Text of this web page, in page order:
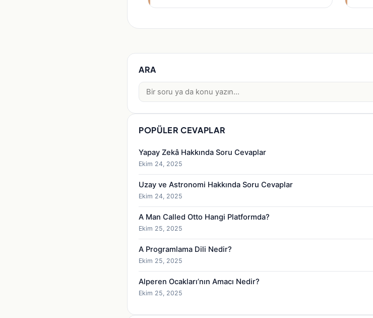
ARA
Ara:
POPÜLER CEVAPLAR
Yapay Zekâ Hakkında Soru Cevaplar
Ekim 24, 2025
Uzay ve Astronomi Hakkında Soru Cevaplar
Ekim 24, 2025
A Man Called Otto Hangi Platformda?
Ekim 25, 2025
A Programlama Dili Nedir?
Ekim 25, 2025
Alperen Ocakları’nın Amacı Nedir?
Ekim 25, 2025